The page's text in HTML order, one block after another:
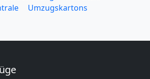
Umzugskartons